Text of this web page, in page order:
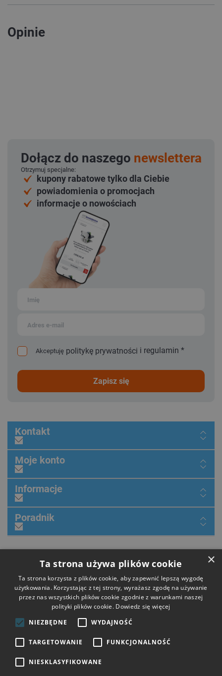
Opinie
Dołącz do naszego newslettera
Otrzymuj specjalne:
kupony rabatowe tylko dla Ciebie
powiadomienia o promocjach
informacje o nowościach
Akceptuję politykę prywatności i regulamin *
zapisz się
Kontakt
Moje konto
Informacje
Poradnik
Płatności
×
Ta strona używa plików cookie
Ta strona korzysta z plików cookie, aby zapewnić lepszą wygodę
użytkowania. Korzystając z tej strony, wyrażasz zgodę na używanie
przez nas wszystkich plików cookie zgodnie z warunkami naszej
polityki plików cookie. Dowiedz się więcej
NIEZBĘDNE
WYDAJNOŚĆ
TARGETOWANIE FUNKCJONALNOŚĆ
NIESKLASYFIKOWANE